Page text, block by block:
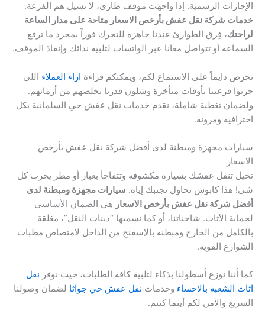
الإجازات الرسمية. إذا واجهت موقف طارئ، لا تشيل هم الفزعة.
خدمات شركة نقل عفش بأرخص الاسعار متاحة على مدار الساعة
لراحتك، فِرق الطوارئ عندنا جاهزة للتحرك فوراً بمجرد ما ترفع
السماعة أو تتواصل معانا عبر الواتساب لتلبية ندائك وإنقاذ الموقف.
نحرص دايماً على الاستماع لكم، ويمكنكم قراءة اراء العملاء اللي
جربوا فزعتنا بأوقات متأخرة وشلون قدرنا نخلصهم من أزماتهم.
ولضمان تغطية شاملة، نقدم خدمات نقل عفش حي السلمانية بكل
احترافية ومرونة.
سيارات مجهزة ومبطنة لدى أفضل شركة نقل عفش بأرخص
الاسعار
تخيل تنقل عفشك بسيارة مكشوفة وتتفاجأ بغبار أو مطر يخرب كل
شي! هذا كابوس نحاول نجنبك إياه. سيارات مجهزة ومبطنة لدى
أفضل شركة نقل عفش بأرخص الاسعار هي الضمان الأساسي
لحماية الأثاث. شاحناتنا، أو كما نسميها “دينات النقل”، مغلقة
بالكامل من الخارج ومبطنة بالإسفنج من الداخل لامتصاص مطبات
الشوارع القوية.
كما أننا نوزع أسطولنا بذكاء لتلبية كافة الطلبات، حيث نوفر نقل
اثاث الشعبة بالاحساء وخدمات نقل عفش حي جواثا لضمان وصولنا
السريع والآمن لكم أينما كنتم.